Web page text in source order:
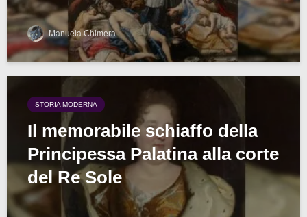
Manuela Chimera
STORIA MODERNA
Il memorabile schiaffo della
Principessa Palatina alla corte
del Re Sole